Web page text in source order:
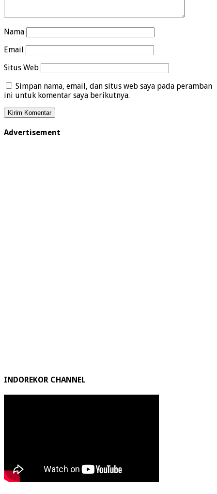
Nama
Email
Situs Web
Simpan nama, email, dan situs web saya pada peramban
ini untuk komentar saya berikutnya.
Advertisement
INDOREKOR CHANNEL